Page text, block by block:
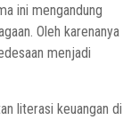
ini mengandung
Oleh karenanya
menjadi
literasi keuangan di